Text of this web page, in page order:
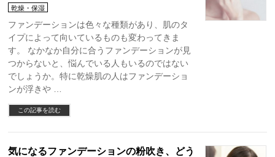
乾燥・保湿
ファンデーションは色々な種類があり、肌のタ
イプによって向いているものも変わってきま
す。 なかなか自分に合うファンデーションが見
つからないと、悩んでいる人もいるのではない
でしょうか。特に乾燥肌の人はファンデーショ
ンが浮きや …
この記事を読む
気になるファンデーションの粉吹き、どう